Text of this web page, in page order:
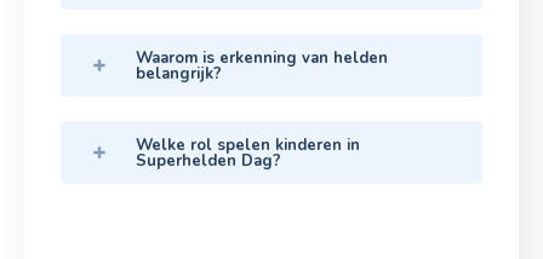
Waarom is erkenning van helden
belangrijk?
Welke rol spelen kinderen in
Superhelden Dag?